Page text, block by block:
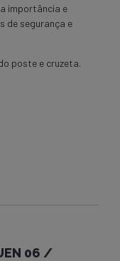
importância e
de segurança e
poste e cruzeta.
06 /